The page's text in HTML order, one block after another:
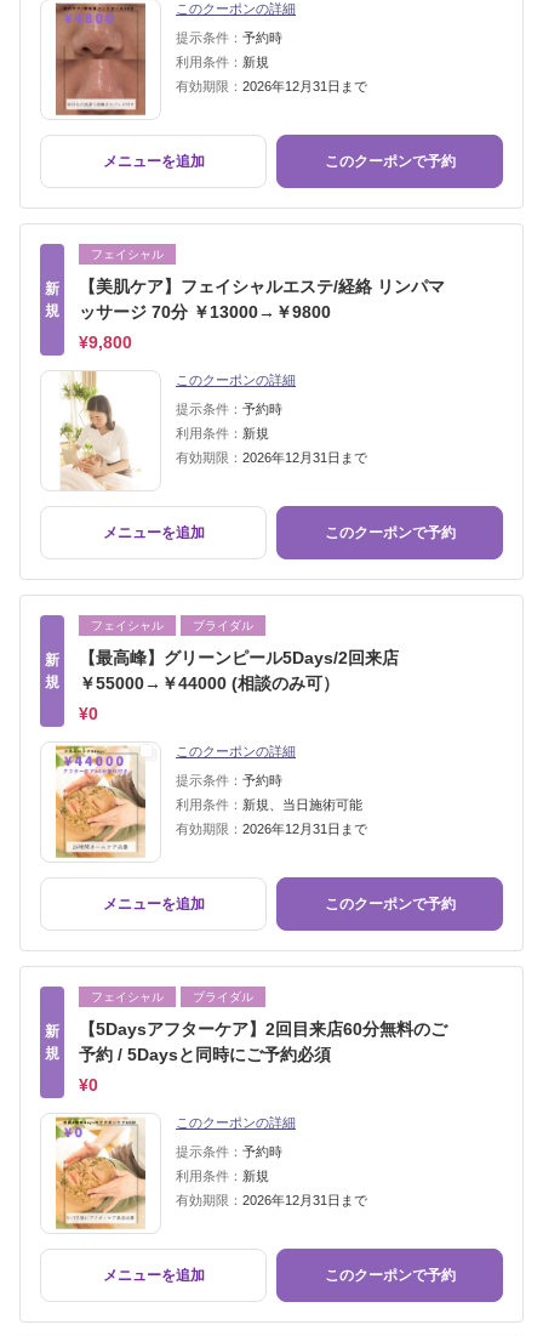
このクーポンの詳細
提示条件： 予約時
利用条件： 新規
有効期限： 2026年12月31日まで
メニューを追加 このクーポンで予約
新
規
フェイシャル
【美肌ケア】フェイシャルエステ/経絡 リンパマ
ッサージ 70分 ￥13000→￥9800
¥9,800
このクーポンの詳細
提示条件： 予約時
利用条件： 新規
有効期限： 2026年12月31日まで
メニューを追加 このクーポンで予約
新
規
フェイシャル ブライダル
【最高峰】グリーンピール5Days/2回来店
￥55000→￥44000 (相談のみ可）
¥0
このクーポンの詳細
提示条件： 予約時
利用条件： 新規、当日施術可能
有効期限： 2026年12月31日まで
メニューを追加 このクーポンで予約
新
規
フェイシャル ブライダル
【5Daysアフターケア】2回目来店60分無料のご
予約 / 5Daysと同時にご予約必須
¥0
このクーポンの詳細
提示条件： 予約時
利用条件： 新規
有効期限： 2026年12月31日まで
メニューを追加 このクーポンで予約